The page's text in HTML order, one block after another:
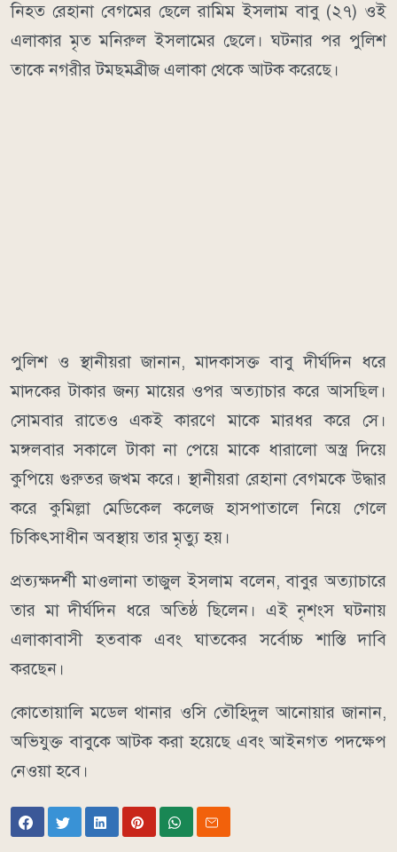
নিহত রেহানা বেগমের ছেলে রামিম ইসলাম বাবু (২৭) ওই
এলাকার মৃত মনিরুল ইসলামের ছেলে। ঘটনার পর পুলিশ
তাকে নগরীর টমছমব্রীজ এলাকা থেকে আটক করেছে।
পুলিশ ও স্থানীয়রা জানান, মাদকাসক্ত বাবু দীর্ঘদিন ধরে
মাদকের টাকার জন্য মায়ের ওপর অত্যাচার করে আসছিল।
সোমবার রাতেও একই কারণে মাকে মারধর করে সে।
মঙ্গলবার সকালে টাকা না পেয়ে মাকে ধারালো অস্ত্র দিয়ে
কুপিয়ে গুরুতর জখম করে। স্থানীয়রা রেহানা বেগমকে উদ্ধার
করে কুমিল্লা মেডিকেল কলেজ হাসপাতালে নিয়ে গেলে
চিকিৎসাধীন অবস্থায় তার মৃত্যু হয়।
প্রত্যক্ষদর্শী মাওলানা তাজুল ইসলাম বলেন, বাবুর অত্যাচারে
তার মা দীর্ঘদিন ধরে অতিষ্ঠ ছিলেন। এই নৃশংস ঘটনায়
এলাকাবাসী হতবাক এবং ঘাতকের সর্বোচ্চ শাস্তি দাবি
করছেন।
কোতোয়ালি মডেল থানার ওসি তৌহিদুল আনোয়ার জানান,
অভিযুক্ত বাবুকে আটক করা হয়েছে এবং আইনগত পদক্ষেপ
নেওয়া হবে।